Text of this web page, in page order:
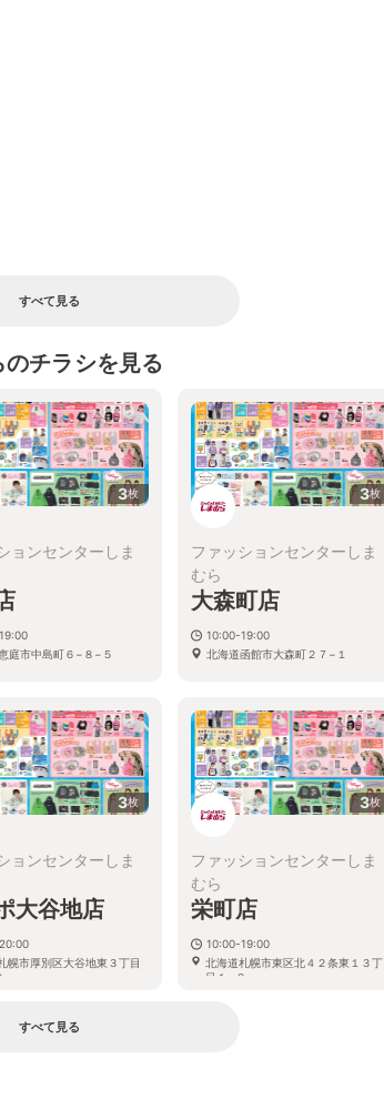
すべて見る
チラシを見る
3枚
ョンセンターしま
庭市中島町６−８−５
3枚
ファッションセンターしま
むら
大森町店
10:00-19:00
北海道函館市大森町２７−１
3枚
ョンセンターしま
大谷地店
幌市厚別区大谷地東３丁目
3枚
ファッションセンターしま
むら
栄町店
10:00-19:00
北海道札幌市東区北４２条東１３丁
目１−２
すべて見る